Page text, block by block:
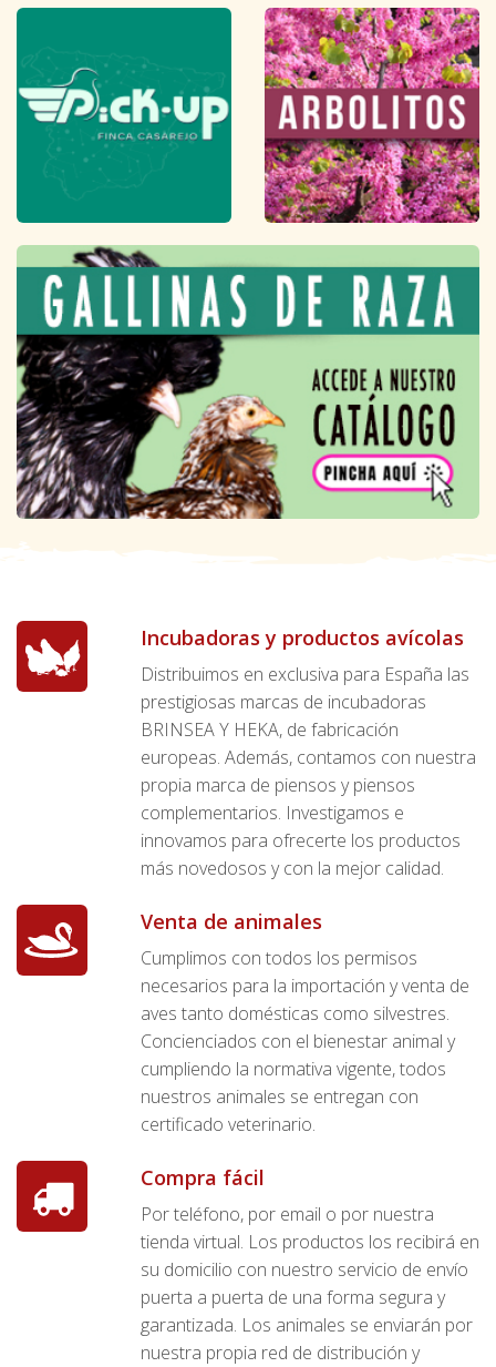
Incubadoras y productos avícolas
Distribuimos en exclusiva para España las
prestigiosas marcas de incubadoras
BRINSEA Y HEKA, de fabricación
europeas. Además, contamos con nuestra
propia marca de piensos y piensos
complementarios. Investigamos e
innovamos para ofrecerte los productos
más novedosos y con la mejor calidad.
Venta de animales
Cumplimos con todos los permisos
necesarios para la importación y venta de
aves tanto domésticas como silvestres.
Concienciados con el bienestar animal y
cumpliendo la normativa vigente, todos
nuestros animales se entregan con
certificado veterinario.
Compra fácil
Por teléfono, por email o por nuestra
tienda virtual. Los productos los recibirá en
su domicilio con nuestro servicio de envío
puerta a puerta de una forma segura y
garantizada. Los animales se enviarán por
nuestra propia red de distribución y